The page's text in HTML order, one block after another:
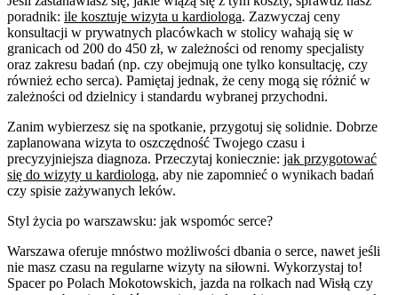
poradnik: ile kosztuje wizyta u kardiologa. Zazwyczaj ceny
konsultacji w prywatnych placówkach w stolicy wahają się w
granicach od 200 do 450 zł, w zależności od renomy specjalisty
oraz zakresu badań (np. czy obejmują one tylko konsultację, czy
również echo serca). Pamiętaj jednak, że ceny mogą się różnić w
zależności od dzielnicy i standardu wybranej przychodni.
Zanim wybierzesz się na spotkanie, przygotuj się solidnie. Dobrze
zaplanowana wizyta to oszczędność Twojego czasu i
precyzyjniejsza diagnoza. Przeczytaj koniecznie: jak przygotować
się do wizyty u kardiologa, aby nie zapomnieć o wynikach badań
czy spisie zażywanych leków.
Styl życia po warszawsku: jak wspomóc serce?
Warszawa oferuje mnóstwo możliwości dbania o serce, nawet jeśli
nie masz czasu na regularne wizyty na siłowni. Wykorzystaj to!
Spacer po Polach Mokotowskich, jazda na rolkach nad Wisłą czy